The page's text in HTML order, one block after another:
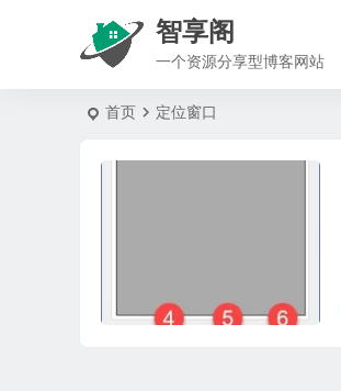
智享阁
一个资源分享型博客网站
首页 定位窗口